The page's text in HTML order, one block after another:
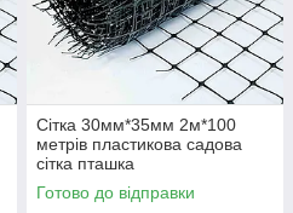
Сітка 30мм*35мм 2м*100
метрів пластикова садова
сітка пташка
Готово до відправки